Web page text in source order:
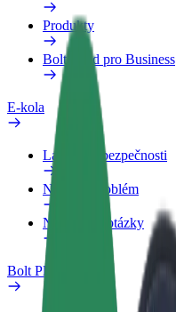
Produkty
Bolt Food pro Business
E-kola
Laboratoř bezpečnosti
Nahlásit problém
Nejčastější otázky
Bolt Plus